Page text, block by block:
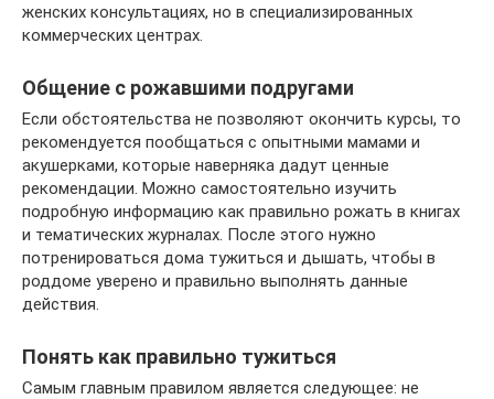
женских консультациях, но в специализированных
коммерческих центрах.
Общение с рожавшими подругами
Если обстоятельства не позволяют окончить курсы, то
рекомендуется пообщаться с опытными мамами и
акушерками, которые наверняка дадут ценные
рекомендации. Можно самостоятельно изучить
подробную информацию как правильно рожать в книгах
и тематических журналах. После этого нужно
потренироваться дома тужиться и дышать, чтобы в
роддоме уверено и правильно выполнять данные
действия.
Понять как правильно тужиться
Самым главным правилом является следующее: не